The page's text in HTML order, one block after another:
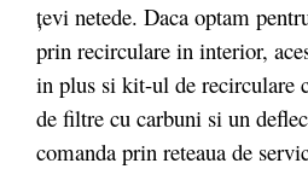
ţevi netede. Daca optam
prin recirculare in interior,
in plus si kit-ul de recirculare
de filtre cu carbuni si un
comanda prin reteaua de